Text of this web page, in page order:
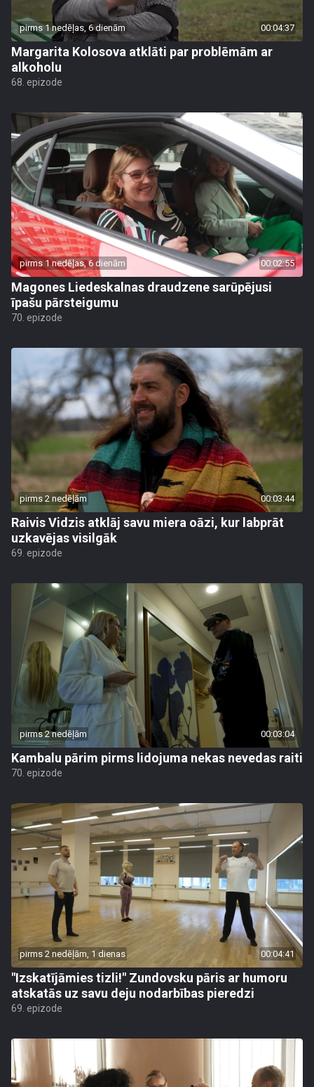
pirms 1 nedēļas, 6 dienām 00:04:37
Margarita Kolosova atklāti par problēmām ar
alkoholu
68. epizode
pirms 1 nedēļas, 6 dienām 00:02:55
Magones Liedeskalnas draudzene sarūpējusi
īpašu pārsteigumu
70. epizode
pirms 2 nedēļām 00:03:44
Raivis Vidzis atklāj savu miera oāzi, kur labprāt
uzkavējas visilgāk
69. epizode
pirms 2 nedēļām 00:03:04
Kambalu pārim pirms lidojuma nekas nevedas raiti
70. epizode
pirms 2 nedēļām, 1 dienas 00:04:41
"Izskatījāmies tizli!" Zundovsku pāris ar humoru
atskatās uz savu deju nodarbības pieredzi
69. epizode